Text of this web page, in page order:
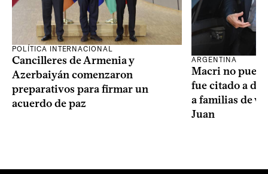
POLÍTICA INTERNACIONAL
Cancilleres de Armenia y
Azerbaiyán comenzaron
preparativos para firmar un
acuerdo de paz
ARGENTINA
Macri no
fue citado a
a familias de
Juan